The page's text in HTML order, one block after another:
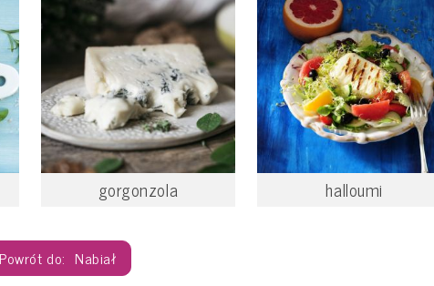
gorgonzola halloumi
Nabiał